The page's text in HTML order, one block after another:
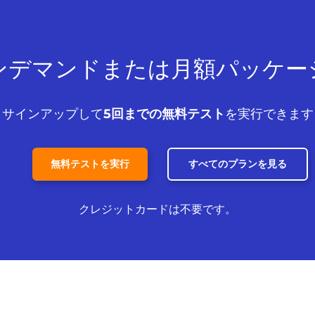
デマンドまたは月額パッケー
サインアップして5回までの無料テスト を実行できます
無料テストを実行 すべてのプランを見る
クレジットカードは不要です。